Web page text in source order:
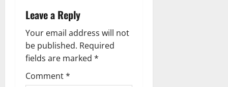
a
v
i
g
Leave a Reply
Your email address will not
be published. Required
fields are marked *
Comment*